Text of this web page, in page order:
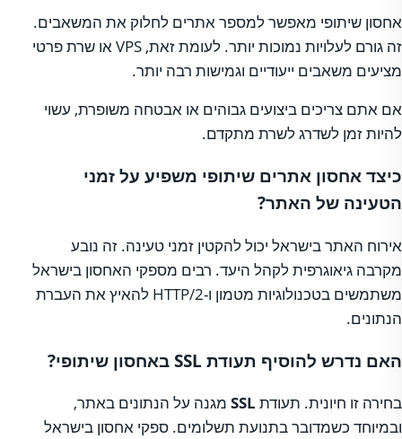
אחסון שיתופי מאפשר למספר אתרים לחלוק את המשאבים.
זה גורם לעלויות נמוכות יותר. לעומת זאת, VPS או שרת פרטי
מציעים משאבים ייעודיים וגמישות רבה יותר.
אם אתם צריכים ביצועים גבוהים או אבטחה משופרת, עשוי
להיות זמן לשדרג לשרת מתקדם.
כיצד אחסון אתרים שיתופי משפיע על זמני
הטעינה של האתר?
אירוח האתר בישראל יכול להקטין זמני טעינה. זה נובע
מקרבה גיאוגרפית לקהל היעד. רבים מספקי האחסון בישראל
משתמשים בטכנולוגיות מטמון ו-HTTP/2 להאיץ את העברת
הנתונים.
האם נדרש להוסיף תעודת SSL באחסון שיתופי?
בחירה זו חיונית. תעודת SSL מגנה על הנתונים באתר,
ובמיוחד כשמדובר בתנועת תשלומים. ספקי אחסון בישראל